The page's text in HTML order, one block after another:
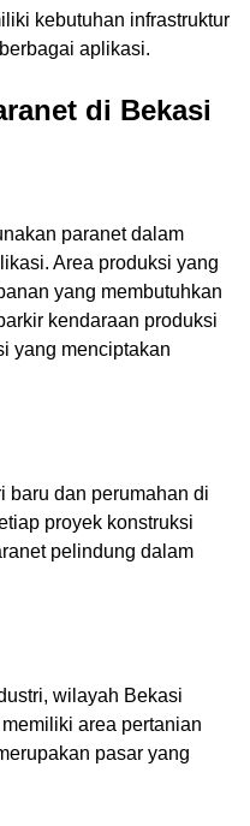
kebutuhan infrastruktur
aplikasi.
di Bekasi
paranet dalam
Area produksi yang
yang membutuhkan
kendaraan produksi
yang menciptakan
baru dan perumahan di
proyek konstruksi
pelindung dalam
wilayah Bekasi
area pertanian
pasar yang